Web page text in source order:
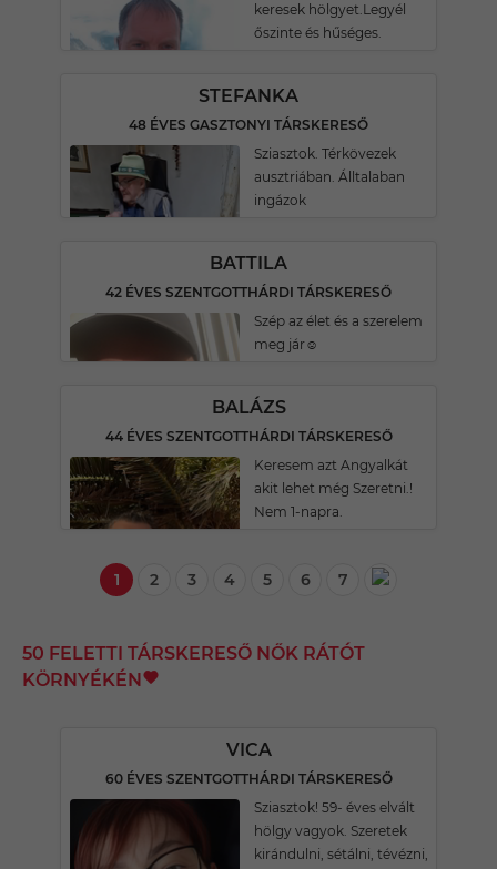
keresek hölgyet.Legyél
őszinte és hűséges.
STEFANKA
48 ÉVES GASZTONYI TÁRSKERESŐ
Sziasztok. Térkövezek
ausztriában. Álltalaban
ingázok
BATTILA
42 ÉVES SZENTGOTTHÁRDI TÁRSKERESŐ
Szép az élet és a szerelem
meg jár☺️
BALÁZS
44 ÉVES SZENTGOTTHÁRDI TÁRSKERESŐ
Keresem azt Angyalkát
akit lehet még Szeretni.!
Nem 1-napra.
1 2 3 4 5 6 7
50 FELETTI TÁRSKERESŐ NŐK RÁTÓT
KÖRNYÉKÉN
VICA
60 ÉVES SZENTGOTTHÁRDI TÁRSKERESŐ
Sziasztok! 59- éves elvált
hölgy vagyok. Szeretek
kirándulni, sétálni, tévézni,